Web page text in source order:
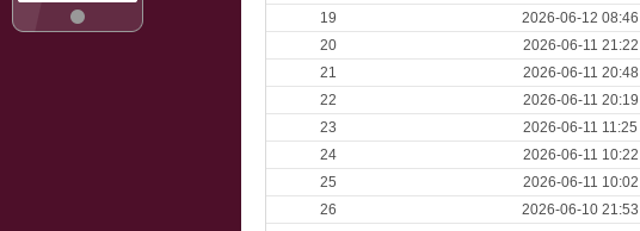
19
2026-06-12 08:46
20
2026-06-11 21:22
21
2026-06-11 20:48
22
2026-06-11 20:19
23
2026-06-11 11:25
24
2026-06-11 10:22
25
2026-06-11 10:02
26
2026-06-10 21:53